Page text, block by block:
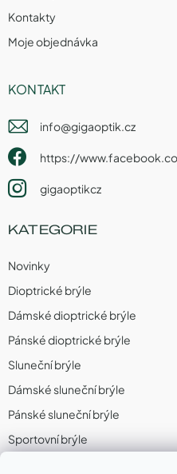
Kontakty
Moje objednávka
KONTAKT
info@gigaoptik.cz
https://
gigaoptikcz
KATEGORIE
Novinky
Dioptrické brýle
Dámské dioptrické brýle
Pánské dioptrické brýle
Sluneční brýle
Dámské sluneční brýle
Pánské sluneční brýle
Sportovní brýle